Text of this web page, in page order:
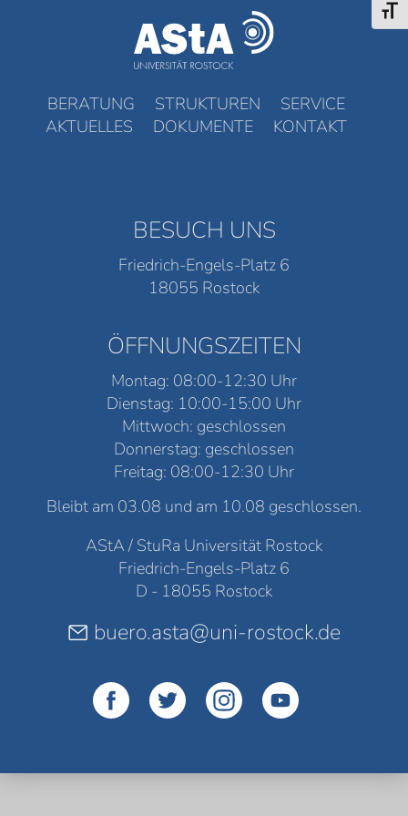
BERATUNG STRUKTUREN
SERVICE
AKTUELLES
DOKUMENTE KONTAKT
BESUCH UNS
Friedrich-Engels-Platz 6
18055 Rostock
ÖFFNUNGSZEITEN
Montag: 08:00-12:30 Uhr
Dienstag: 10:00-15:00 Uhr
Mittwoch: geschlossen
Donnerstag: geschlossen
Freitag: 08:00-12:30 Uhr
Bleibt am 03.08 und am 10.08 geschlossen.
AStA / StuRa Universität Rostock
Friedrich-Engels-Platz 6
D - 18055 Rostock
buero.asta@uni-rostock.de